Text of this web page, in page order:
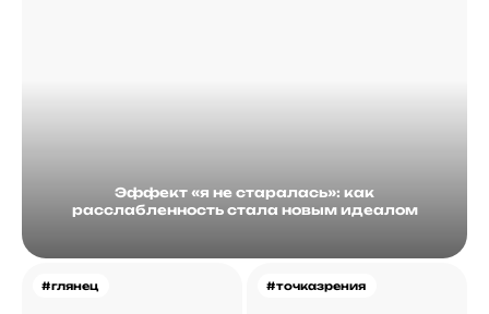
Эффект «я не старалась»: как
расслабленность стала новым идеалом
#глянец #точказрения